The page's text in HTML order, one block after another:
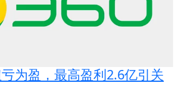
为盈，最高盈利2.6亿引关